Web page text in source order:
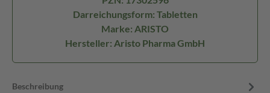
Darreichungsform: Tabletten
Marke: ARISTO
Hersteller: Aristo Pharma GmbH
Beschreibung